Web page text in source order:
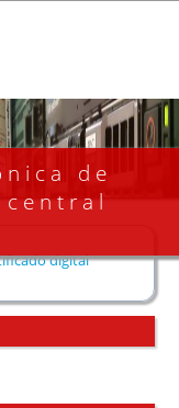
de
central
digital